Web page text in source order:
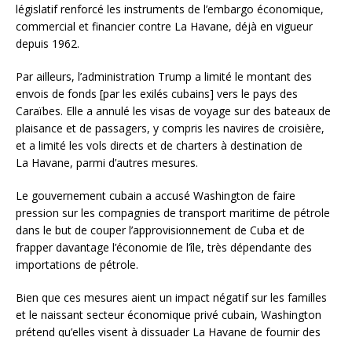
législatif renforcé les instruments de l’embargo économique,
commercial et financier contre La Havane, déjà en vigueur
depuis 1962.
Par ailleurs, l’administration Trump a limité le montant des
envois de fonds [par les exilés cubains] vers le pays des
Caraïbes. Elle a annulé les visas de voyage sur des bateaux de
plaisance et de passagers, y compris les navires de croisière,
et a limité les vols directs et de charters à destination de
La Havane, parmi d’autres mesures.
Le gouvernement cubain a accusé Washington de faire
pression sur les compagnies de transport maritime de pétrole
dans le but de couper l’approvisionnement de Cuba et de
frapper davantage l’économie de l’île, très dépendante des
importations de pétrole.
Bien que ces mesures aient un impact négatif sur les familles
et le naissant secteur économique privé cubain, Washington
prétend qu’elles visent à dissuader La Havane de fournir des